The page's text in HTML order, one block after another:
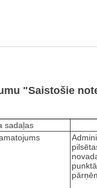
"Saistošie
sadaļas